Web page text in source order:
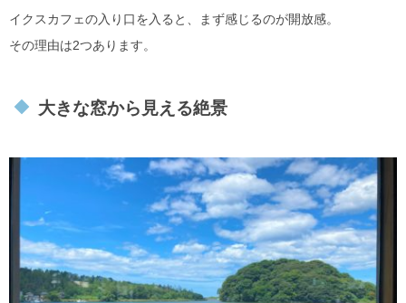
イクスカフェの入り口を入ると、まず感じるのが開放感。
その理由は2つあります。
大きな窓から見える絶景